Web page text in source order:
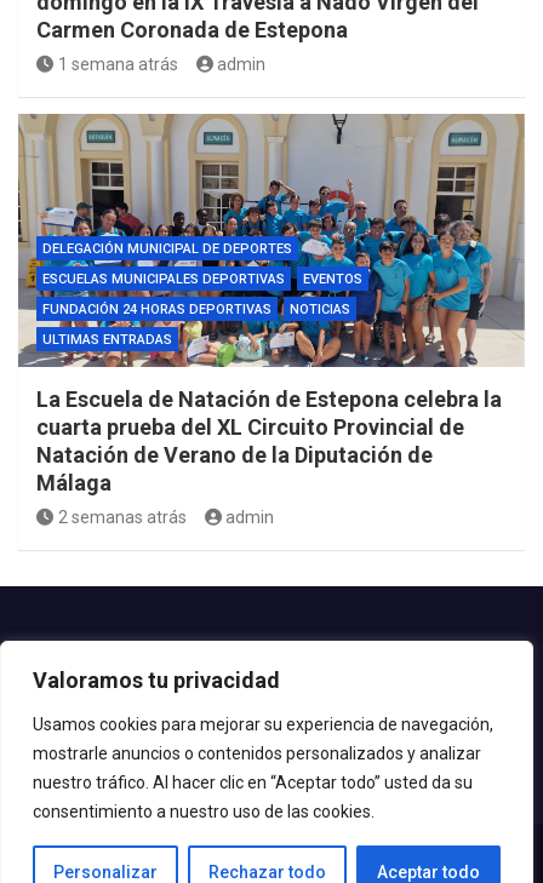
Valoramos tu privacidad
Usamos cookies para mejorar su experiencia de navegación,
mostrarle anuncios o contenidos personalizados y analizar
nuestro tráfico. Al hacer clic en “Aceptar todo” usted da su
consentimiento a nuestro uso de las cookies.
Personalizar Rechazar todo Aceptar todo
Carmen Coronada de Estepona
1 semana atrás admin
DELEGACIÓN MUNICIPAL DE DEPORTES
ESCUELAS MUNICIPALES DEPORTIVAS
EVENTOS
FUNDACIÓN 24 HORAS DEPORTIVAS
NOTICIAS
ULTIMAS ENTRADAS
La Escuela de Natación de Estepona celebra la
cuarta prueba del XL Circuito Provincial de
Natación de Verano de la Diputación de
Málaga
2 semanas atrás admin
Teléfono: 952.80.24.44
© 2020 Delegación de Deportes